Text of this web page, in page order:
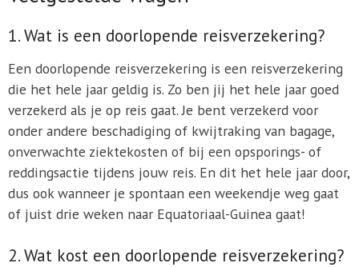
1. Wat is een doorlopende reisverzekering?
Een doorlopende reisverzekering is een reisverzekering
die het hele jaar geldig is. Zo ben jij het hele jaar goed
verzekerd als je op reis gaat. Je bent verzekerd voor
onder andere beschadiging of kwijtraking van bagage,
onverwachte ziektekosten of bij een opsporings- of
reddingsactie tijdens jouw reis. En dit het hele jaar door,
dus ook wanneer je spontaan een weekendje weg gaat
of juist drie weken naar Equatoriaal-Guinea gaat!
2. Wat kost een doorlopende reisverzekering?